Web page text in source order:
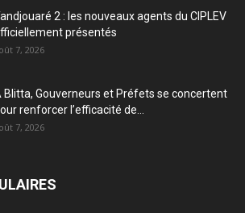
2 : les nouveaux agents du CIPLEV
présentés
7, 2026
Blitta, Gouverneurs et Préfets se concertent
renforcer l’efficacité de...
7, 2026